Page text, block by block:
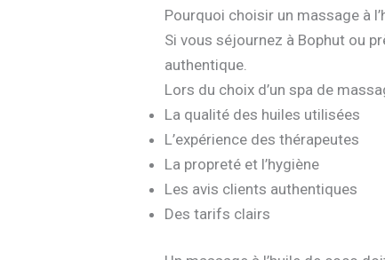
Pourquoi choisir un massage à
Si vous séjournez à Bophut ou
authentique.
Lors du choix d’un spa de
La qualité des huiles utilisées
L’expérience des thérapeutes
La propreté et l’hygiène
Les avis clients authentiques
Des tarifs clairs